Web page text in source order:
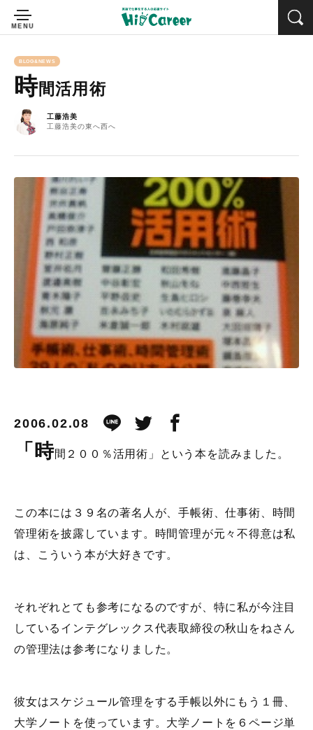
BLOG&NEWS
時間活用術
工藤浩美
工藤浩美の東へ西へ
2006.02.08
「時間２００％活用術」という本を読みました。
この本には３９名の著名人が、手帳術、仕事術、時間
管理術を披露しています。時間管理が元々不得意は私
は、こういう本が大好きです。
それぞれとても参考になるのですが、特に私が今注目
しているインテグレックス代表取締役の秋山をねさん
の管理法は参考になりました。
彼女はスケジュール管理をする手帳以外にもう１冊、
大学ノートを使っています。大学ノートを６ページ単